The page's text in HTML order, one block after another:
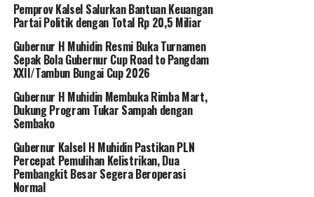
Pemprov Kalsel Salurkan Bantuan Keuangan
Partai Politik dengan Total Rp 20,5 Miliar
Gubernur H Muhidin Resmi Buka Turnamen
Sepak Bola Gubernur Cup Road to Pangdam
XXII/Tambun Bungai Cup 2026
Gubernur H Muhidin Membuka Rimba Mart,
Dukung Program Tukar Sampah dengan
Sembako
Gubernur Kalsel H Muhidin Pastikan PLN
Percepat Pemulihan Kelistrikan, Dua
Pembangkit Besar Segera Beroperasi
Normal